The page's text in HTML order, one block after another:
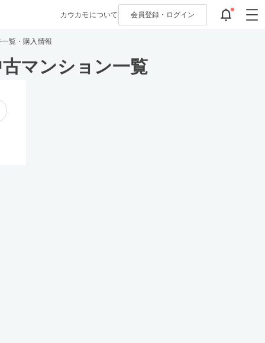
カウカモについて 会員登録・ ログイン
覧・購入情報
マンション一覧